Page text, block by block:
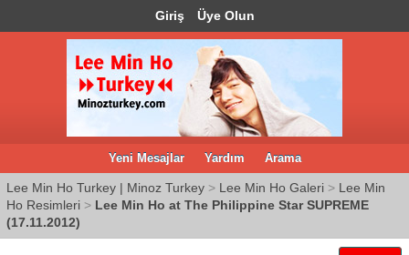
Giriş Üye Olun
Yeni Mesajlar Yardım Arama
Lee Min Ho Turkey | Minoz Turkey > Lee Min Ho Galeri > Lee Min
Ho Resimleri > Lee Min Ho at The Philippine Star SUPREME
(17.11.2012)